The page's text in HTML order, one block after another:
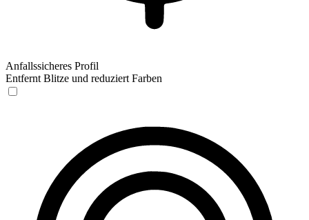
Anfallssicheres Profil
Entfernt Blitze und reduziert Farben